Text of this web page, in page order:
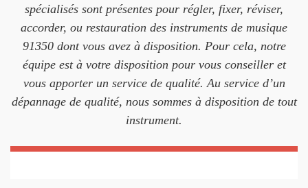
spécialisés sont présentes pour régler, fixer, réviser,
accorder, ou restauration des instruments de musique
91350 dont vous avez à disposition. Pour cela, notre
équipe est à votre disposition pour vous conseiller et
vous apporter un service de qualité. Au service d’un
dépannage de qualité, nous sommes à disposition de tout
instrument.